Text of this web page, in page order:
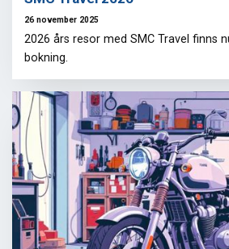
26 november 2025
2026 års resor med SMC Travel finns
bokning.